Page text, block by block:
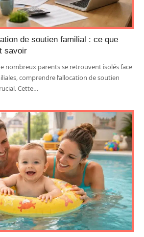
de soutien familial : ce que
savoir
nombreux parents se retrouvent isolés face
comprendre l’allocation de soutien
Cette…